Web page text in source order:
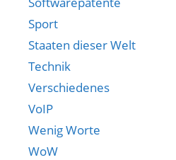
Sport
Staaten dieser Welt
Technik
Verschiedenes
VoIP
Wenig Worte
WoW